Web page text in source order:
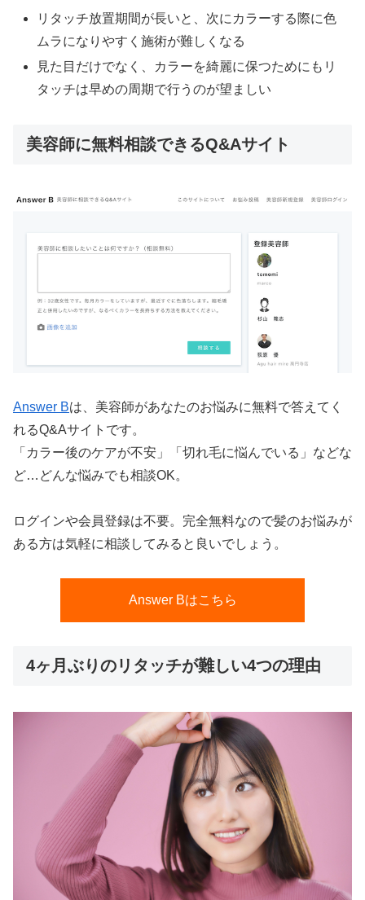
リタッチ放置期間が長いと、次にカラーする際に色
ムラになりやすく施術が難しくなる
見た目だけでなく、カラーを綺麗に保つためにもリ
タッチは早めの周期で行うのが望ましい
美容師に無料相談できるQ&Aサイト
Answer Bは、美容師があなたのお悩みに無料で答えてく
れるQ&Aサイトです。
「カラー後のケアが不安」「切れ毛に悩んでいる」などな
ど…どんな悩みでも相談OK。
ログインや会員登録は不要。完全無料なので髪のお悩みが
ある方は気軽に相談してみると良いでしょう。
Answer Bはこちら
4ヶ月ぶりのリタッチが難しい4つの理由